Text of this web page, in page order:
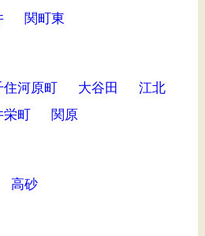
関町東
住河原町 大谷田
江北
栄町 関原
高砂